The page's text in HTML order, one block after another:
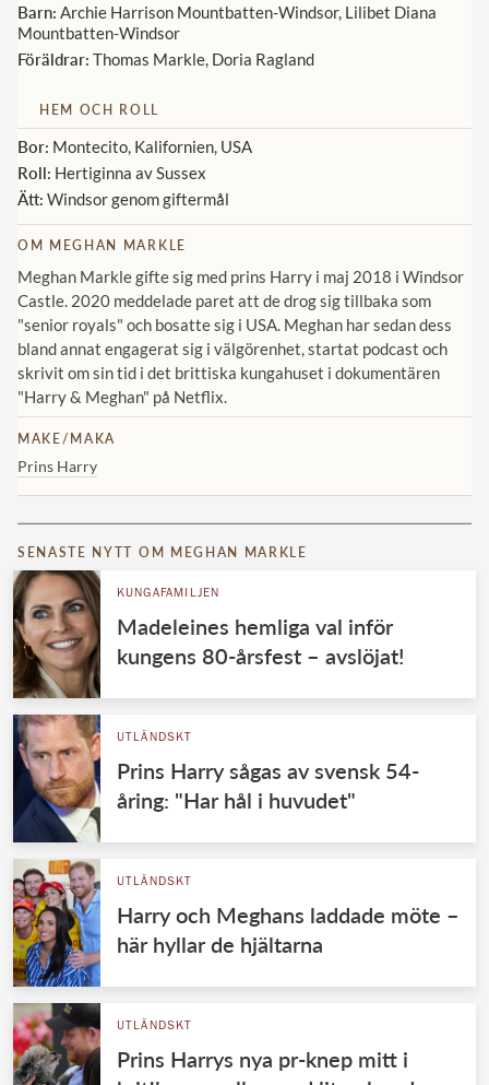
Belgiska kungahuset
Luxemburgska storhertighuset
Japanska kejsarhuset
Thailändska kungahuset
Monacos furstehus
Barn: Archie Harrison Mountbatten-Windsor, Lilibet Diana
Mountbatten-Windsor
Föräldrar: Thomas Markle, Doria Ragland
HEM OCH ROLL
Bor: Montecito, Kalifornien, USA
Roll: Hertiginna av Sussex
Ätt: Windsor genom giftermål
OM MEGHAN MARKLE
Meghan Markle gifte sig med prins Harry i maj 2018 i Windsor
Castle. 2020 meddelade paret att de drog sig tillbaka som
"senior royals" och bosatte sig i USA. Meghan har sedan dess
bland annat engagerat sig i välgörenhet, startat podcast och
skrivit om sin tid i det brittiska kungahuset i dokumentären
"Harry & Meghan" på Netflix.
MAKE/MAKA
Prins Harry
SENASTE NYTT OM MEGHAN MARKLE
KUNGAFAMILJEN
Madeleines hemliga val inför
kungens 80-årsfest – avslöjat!
UTLÄNDSKT
Prins Harry sågas av svensk 54-
åring: "Har hål i huvudet"
UTLÄNDSKT
Harry och Meghans laddade möte –
här hyllar de hjältarna
UTLÄNDSKT
Prins Harrys nya pr-knep mitt i